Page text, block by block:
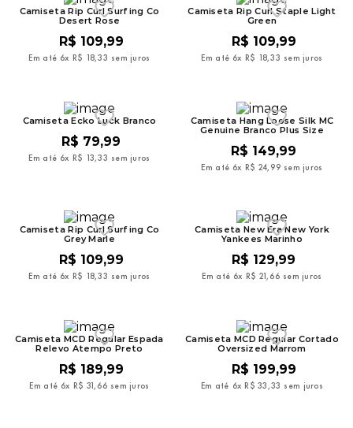
Camiseta Rip Curl Surfing Co
Desert Rose
R$ 109,99
Em até 6x R$ 18,33 sem juros
Camiseta Rip Curl Staple Light
Green
R$ 109,99
Em até 6x R$ 18,33 sem juros
Camiseta Ecko Luck Branco
R$ 79,99
Em até 6x R$ 13,33 sem juros
Camiseta Hang Loose Silk MC
Genuine Branco Plus Size
R$ 149,99
Em até 6x R$ 24, 99 sem juros
Camiseta Rip Curl Surfing Co
Grey Marle
R$ 109,99
Em até 6x R$ 18,33 sem juros
Camiseta New Era New York
Yankees Marinho
R$ 129,99
Em até 6x R$ 21, 66 sem juros
Camiseta MCD Regular Espada
Relevo Atempo Preto
R$ 189,99
Em até 6x R$ 31, 66 sem juros
Camiseta MCD Regular Cortado
Oversized Marrom
R$ 199,99
Em até 6x R$ 33 ,33 sem juros